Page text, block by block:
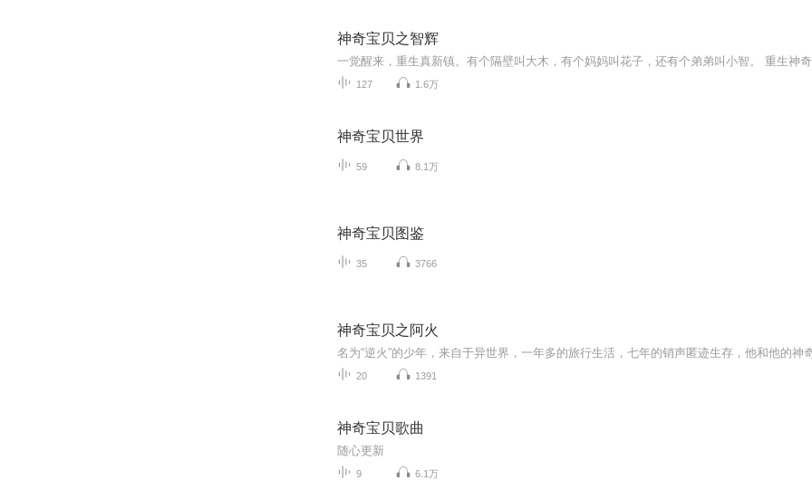
神奇宝贝之智辉
127 1.6万
神奇宝贝世界
59 8.1万
神奇宝贝图鉴
35 3766
神奇宝贝之阿火
20 1391
神奇宝贝歌曲
随心更新
9 6.1万